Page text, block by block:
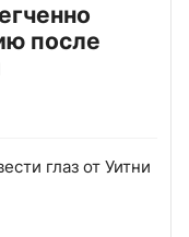
после
глаз от Уитни